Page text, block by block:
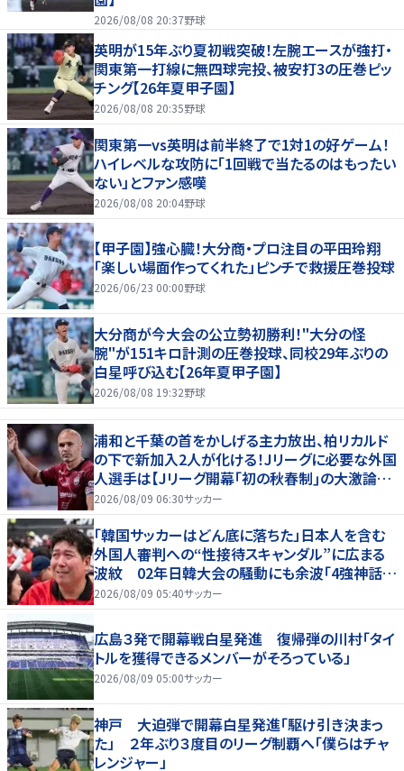
2026/08/08 20:37野球
英明が15年ぶり夏初戦突破！左腕エースが強打・
関東第一打線に無四球完投、被安打3の圧巻ピッ
チング【26年夏甲子園】
2026/08/08 20:35野球
関東第一vs英明は前半終了で1対1の好ゲーム！
ハイレベルな攻防に「1回戦で当たるのはもったい
ない」とファン感嘆
2026/08/08 20:04野球
【甲子園】強心臓！大分商・プロ注目の平田玲翔
「楽しい場面作ってくれた」ピンチで救援圧巻投球
2026/06/23 00:00野球
大分商が今大会の公立勢初勝利！"大分の怪
腕"が151キロ計測の圧巻投球、同校29年ぶりの
白星呼び込む【26年夏甲子園】
2026/08/08 19:32野球
浦和と千葉の首をかしげる主力放出、柏リカルド
の下で新加入2人が化ける！Jリーグに必要な外国
人選手は【Jリーグ開幕｢初の秋春制｣の大激論】
(4)
2026/08/09 06:30サッカー
「韓国サッカーはどん底に落ちた」日本人を含む
外国人審判への“性接待スキャンダル”に広まる
波紋 02年日韓大会の騒動にも余波「4強神話も
疑われる」
2026/08/09 05:40サッカー
広島３発で開幕戦白星発進 復帰弾の川村「タイ
トルを獲得できるメンバーがそろっている」
2026/08/09 05:00サッカー
神戸 大迫弾で開幕白星発進「駆け引き決まっ
た」 ２年ぶり３度目のリーグ制覇へ「僕らはチャ
レンジャー」